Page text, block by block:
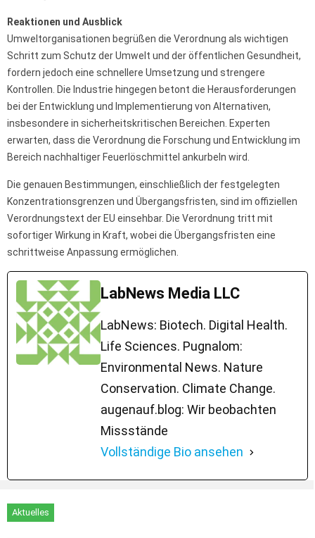
Reaktionen und Ausblick
Umweltorganisationen begrüßen die Verordnung als wichtigen
Schritt zum Schutz der Umwelt und der öffentlichen Gesundheit,
fordern jedoch eine schnellere Umsetzung und strengere
Kontrollen. Die Industrie hingegen betont die Herausforderungen
bei der Entwicklung und Implementierung von Alternativen,
insbesondere in sicherheitskritischen Bereichen. Experten
erwarten, dass die Verordnung die Forschung und Entwicklung im
Bereich nachhaltiger Feuerlöschmittel ankurbeln wird.
Die genauen Bestimmungen, einschließlich der festgelegten
Konzentrationsgrenzen und Übergangsfristen, sind im offiziellen
Verordnungstext der EU einsehbar. Die Verordnung tritt mit
sofortiger Wirkung in Kraft, wobei die Übergangsfristen eine
schrittweise Anpassung ermöglichen.
LabNews Media LLC
LabNews: Biotech. Digital Health.
Life Sciences. Pugnalom:
Environmental News. Nature
Conservation. Climate Change.
augenauf.blog: Wir beobachten
Missstände
Vollständige Bio ansehen
Aktuelles